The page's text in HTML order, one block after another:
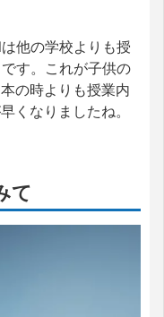
他の学校よりも授
す。これが子供の
の時よりも授業内
くなりましたね。
て